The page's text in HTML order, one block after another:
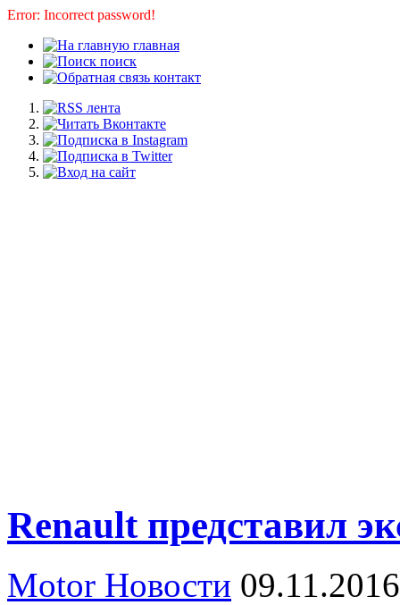
Error: Incorrect password!
главная
поиск
контакт
Renault представил
Motor Новости 09.11.2016